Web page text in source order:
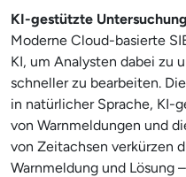
KI-gestützte
Moderne Cloud-basierte
KI, um Analysten dabei zu
schneller zu bearbeiten.
in natürlicher Sprache, KI-
von Warnmeldungen und
von Zeitachsen verkürzen
Warnmeldung und Lösung